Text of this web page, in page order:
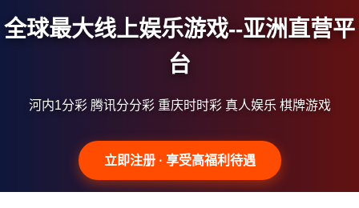
全球最大线上娱乐游戏--亚洲直营平
台
河内1分彩 腾讯分分彩 重庆时时彩 真人娱乐 棋牌游戏
立即注册 · 享受高福利待遇